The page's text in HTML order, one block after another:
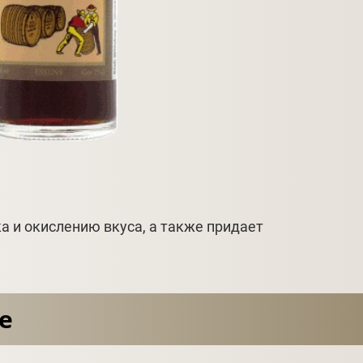
и окислению вкуса, а также придает